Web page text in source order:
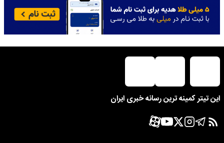
این تیتر کمینه ترین رسانه خبری ایران